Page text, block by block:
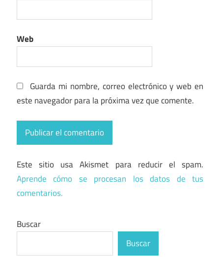
Web
Guarda mi nombre, correo electrónico y web en
este navegador para la próxima vez que comente.
Este sitio usa Akismet para reducir el spam.
Aprende cómo se procesan los datos de tus
comentarios.
Buscar
Buscar